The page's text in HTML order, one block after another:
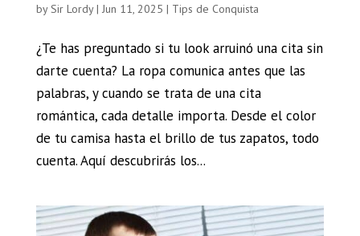
bySir Lordy| Jun 11, 2025 | Tips de Conquista
¿Te has preguntado si tu look arruinó una cita sin
darte cuenta? La ropa comunica antes que las
palabras, y cuando se trata de una cita
romántica, cada detalle importa. Desde el color
de tu camisa hasta el brillo de tus zapatos, todo
cuenta. Aquí descubrirás los...